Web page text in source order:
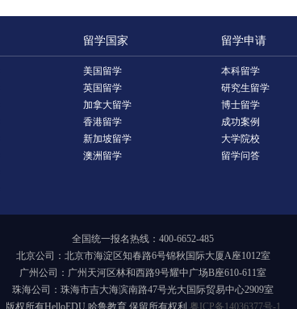
留学国家 留学申请
美国留学
英国留学
加拿大留学
香港留学
新加坡留学
澳洲留学
本科留学
研究生留学
博士留学
成功案例
大学院校
留学问答
全国统一报名热线：400-6652-485
北京公司：北京市海淀区知春路6号锦秋国际大厦A座1012室
广州公司：广州天河区林和西路9号耀中广场B座610-611室
珠海公司：珠海市吉大海滨南路47号光大国际贸易中心2909室
版权所有HelloEDU 哈鲁教育 保留所有权利 粤ICP备14036377号-1